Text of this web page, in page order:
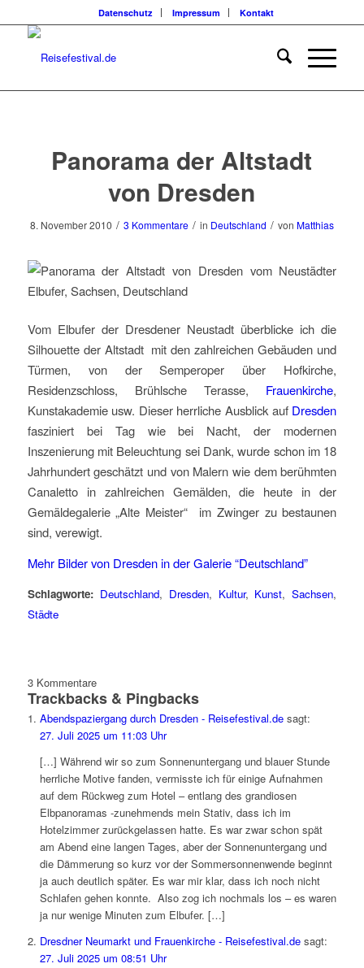
Datenschutz Impressum Kontakt
Panorama der Altstadt
von Dresden
8. November 2010 / 3 Kommentare / in Deutschland / von Matthias
Vom Elbufer der Dresdener Neustadt überblicke ich die
Silhouette der Altstadt mit den zahlreichen Gebäuden und
Türmen, von der Semperoper über Hofkirche,
Residenzschloss, Brühlsche Terasse, Frauenkirche,
Kunstakademie usw. Dieser herrliche Ausblick auf Dresden
fasziniert bei Tag wie bei Nacht, der modernen
Inszenierung mit Beleuchtung sei Dank, wurde schon im 18
Jahrhundert geschätzt und von Malern wie dem berühmten
Canaletto in zahlreichen Gemälden, die heute in der
Gemäldegalerie „Alte Meister“ im Zwinger zu bestaunen
sind, verewigt.
Mehr Bilder von Dresden in der Galerie “Deutschland”
Schlagworte: Deutschland, Dresden, Kultur, Kunst,Sachsen,
Städte
3 Kommentare
Trackbacks & Pingbacks
Abendspaziergang durch Dresden - Reisefestival.de sagt:
27. Juli 2025 um 11:03 Uhr
[…] Während wir so zum Sonnenuntergang und blauer Stunde
herrliche Motive fanden, vermisste ich für einige Aufnahmen
auf dem Rückweg zum Hotel – entlang des grandiosen
Elbpanoramas -zunehmends mein Stativ, dass ich im
Hotelzimmer zurückgelassen hatte. Es war zwar schon spät
am Abend eine langen Tages, aber der Sonnenuntergang und
die Dämmerung so kurz vor der Sommersonnenwende beginnt
ja auch deutlich später. Es war mir klar, dass ich noch nicht
Schlafen gehen konnte. Also zog ich nochmals los – es waren
ja nur wenige Minuten zum Elbufer. […]
Dresdner Neumarkt und Frauenkirche - Reisefestival.de sagt:
27. Juli 2025 um 08:51 Uhr